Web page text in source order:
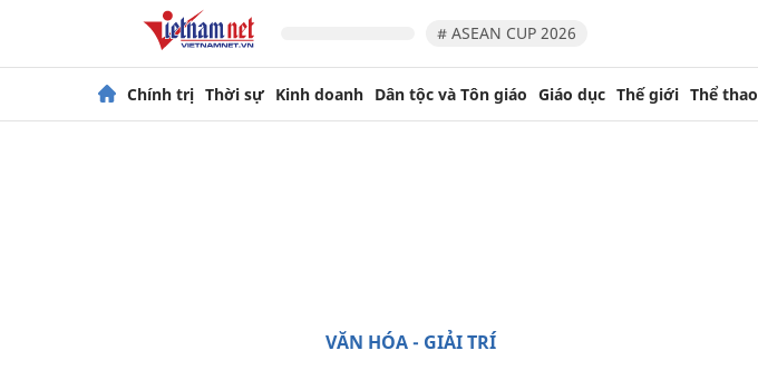
# ASEAN CUP 2026
Chính trị Thời sự Kinh doanh Dân tộc và Tôn giáo Giáo dục Thế giới Thể thao
VĂN HÓA - GIẢI TRÍ